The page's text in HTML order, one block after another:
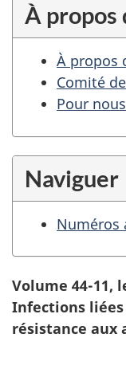
À propos
À propos
Comité
Pour
Naviguer
Numéros
Volume 44-11,
Infections
résistance aux